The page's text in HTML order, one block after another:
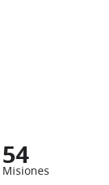
54
Misiones